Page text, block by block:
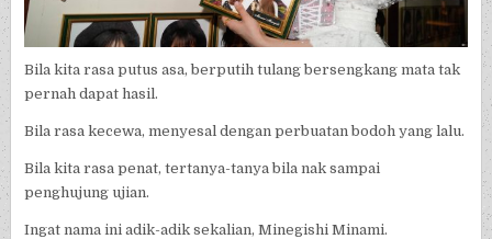
Bila kita rasa putus asa, berputih tulang bersengkang mata tak
pernah dapat hasil.
Bila rasa kecewa, menyesal dengan perbuatan bodoh yang lalu.
Bila kita rasa penat, tertanya-tanya bila nak sampai
penghujung ujian.
Ingat nama ini adik-adik sekalian, Minegishi Minami.